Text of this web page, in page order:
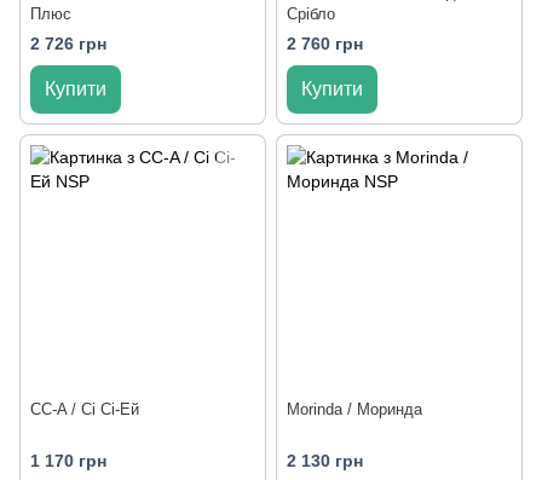
Плюс
2 726 грн
Купити
Срібло
2 760 грн
Купити
CC-A / Сі Сі-Ей
1 170 грн
Morinda / Моринда
2 130 грн